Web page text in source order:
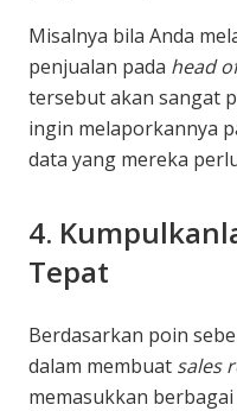
Misalnya bila Anda
penjualan pada head
tersebut akan sangat
ingin melaporkannya
data yang mereka
4.
Tepat
Berdasarkan poin
dalam membuat sales
memasukkan